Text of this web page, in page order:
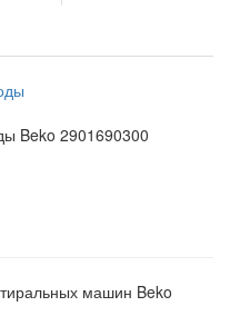
Beko 2901690300
машин Beko